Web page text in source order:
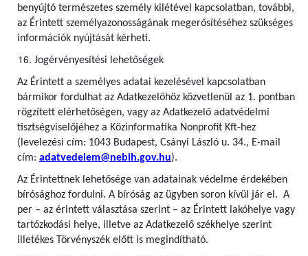
benyújtó természetes személy kilétével kapcsolatban, további,
az Érintett személyazonosságának megerősítéséhez szükséges
információk nyújtását kérheti.
Jogérvényesítési lehetőségek
Az Érintett a személyes adatai kezelésével kapcsolatban
bármikor fordulhat az Adatkezelőhöz közvetlenül az 1. pontban
rögzített elérhetőségen, vagy az Adatkezelő adatvédelmi
tisztségviselőjéhez a Közinformatika Nonprofit Kft-hez
(levelezési cím: 1043 Budapest, Csányi László u. 34., E-mail
cím: adatvedelem@nebih.gov.hu).
Az Érintettnek lehetősége van adatainak védelme érdekében
bírósághoz fordulni. A bíróság az ügyben soron kívül jár el. A
per – az érintett választása szerint – az Érintett lakóhelye vagy
tartózkodási helye, illetve az Adatkezelő székhelye szerint
illetékes Törvényszék előtt is megindítható.